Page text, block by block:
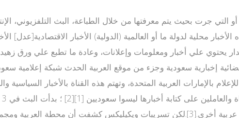
محلية لدولة ما أو العالمية (الدولية) الأخبار
يحتوي علي أخبار ومعلومات وإعلانات، وعادة ما تطبع علي ورق